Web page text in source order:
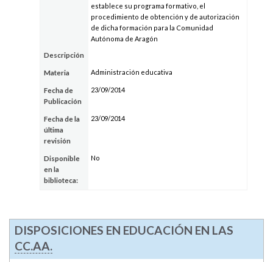
establece su programa formativo, el
procedimiento de obtención y de autorización
de dicha formación para la Comunidad
Autónoma de Aragón
Descripción
Materia Administración educativa
Fecha de
Publicación
23/09/2014
Fecha de la
última
revisión
23/09/2014
Disponible
en la
biblioteca:
No
DISPOSICIONES EN EDUCACIÓN EN LAS
CC.AA.